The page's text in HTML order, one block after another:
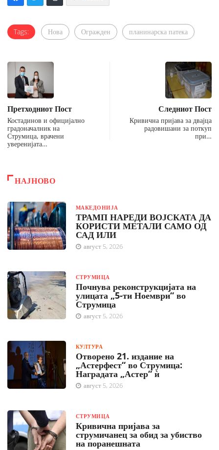
Tags: Нова Огражден планинарска патека
Претходниот Пост
Костадинов и официјално
градоначалник на
Струмица, врачени
уверенијата…
Следниот Пост
Кривична пријава за двајца
радовишани за поткуп
при…
НАЈНОВО
МАКЕДОНИЈА
ТРАМП НАРЕДИ ВОЈСКАТА ДА
КОРИСТИ МЕТАЛИ САМО ОД
САД ИЛИ
август 5, 2026
СТРУМИЦА
Почнува реконструкцијата на
улицата „5-ти Ноември“ во
Струмица
август 5, 2026
КУЛТУРА
Отворено 21. издание на
„Астерфест“ во Струмица:
Наградата „Астер“ ѝ
август 5, 2026
СТРУМИЦА
Кривична пријава за
струмичанец за обид за убиство
на поранешната